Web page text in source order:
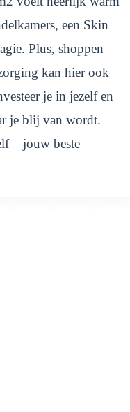
een Skin
Plus, shoppen
kan hier ook
je in jezelf en
je blij van wordt.
– jouw beste